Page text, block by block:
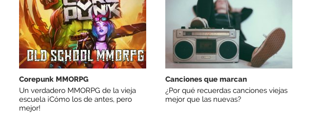
Corepunk MMORPG
Un verdadero MMORPG de la vieja
escuela ¡Cómo los de antes, pero
mejor!
Canciones que marcan
¿Por qué recuerdas canciones viejas
mejor que las nuevas?